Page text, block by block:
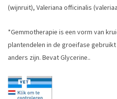
(wijnruit), Valeriana officinalis
*Gemmotherapie is een vorm van
plantendelen in de groeifase
anders zijn. Bevat Glycerine..